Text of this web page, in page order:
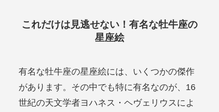
これだけは見逃せない！有名な牡牛座の
星座絵
有名な牡牛座の星座絵には、いくつかの傑作
があります。その中でも特に有名なのが、16
世紀の天文学者ヨハネス・ヘヴェリウスによ